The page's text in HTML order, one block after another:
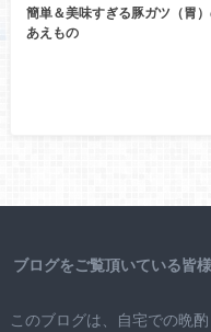
簡単＆美味すぎる豚ガツ（胃
あえもの
ブログをご覧頂いている皆
このブログは、自宅での晩